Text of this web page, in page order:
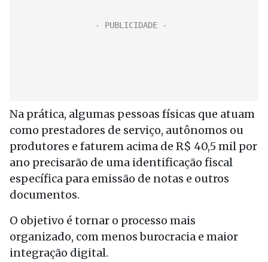
Na prática, algumas pessoas físicas que atuam
como prestadores de serviço, autônomos ou
produtores e faturem acima de R$ 40,5 mil por
ano precisarão de uma identificação fiscal
específica para emissão de notas e outros
documentos.
O objetivo é tornar o processo mais
organizado, com menos burocracia e maior
integração digital.